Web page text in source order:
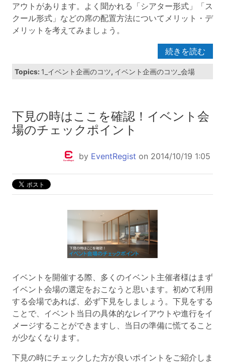
アウトがあります。よく聞かれる「シアター形式」「ス
クール形式」などの席の配置方法についてメリット・デ
メリットを考えてみましょう。
続きを読む
Topics: 1_イベント企画のコツ, イベント企画のコツ_会場
下見の時はここを確認！イベント会
場のチェックポイント
by EventRegist on 2014/10/19 1:05
イベントを開催する際、多くのイベント主催者様はまず
イベント会場の選定をおこなうと思います。初めて利用
する会場であれば、必ず下見をしましょう。下見をする
ことで、イベント当日の具体的なレイアウトや進行をイ
メージすることができますし、当日の準備に慌てること
が少なくなります。
下見の時にチェックした方が良いポイントをご紹介しま